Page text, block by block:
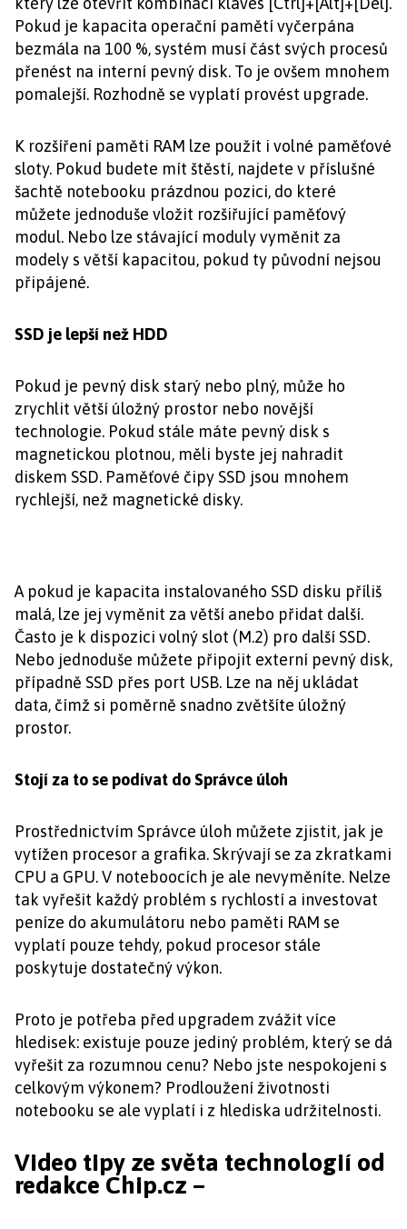
Pokud je kapacita operační pamětí vyčerpána
bezmála na 100 %, systém musí část svých procesů
přenést na interní pevný disk. To je ovšem mnohem
pomalejší. Rozhodně se vyplatí provést upgrade.
K rozšíření paměti RAM lze použít i volné paměťové
sloty. Pokud budete mít štěstí, najdete v příslušné
šachtě notebooku prázdnou pozici, do které
můžete jednoduše vložit rozšiřující paměťový
modul. Nebo lze stávající moduly vyměnit za
modely s větší kapacitou, pokud ty původní nejsou
připájené.
SSD je lepší než HDD
Pokud je pevný disk starý nebo plný, může ho
zrychlit větší úložný prostor nebo novější
technologie. Pokud stále máte pevný disk s
magnetickou plotnou, měli byste jej nahradit
diskem SSD. Paměťové čipy SSD jsou mnohem
rychlejší, než magnetické disky.
A pokud je kapacita instalovaného SSD disku příliš
malá, lze jej vyměnit za větší anebo přidat další.
Často je k dispozici volný slot (M.2) pro další SSD.
Nebo jednoduše můžete připojit externí pevný disk,
případně SSD přes port USB. Lze na něj ukládat
data, čímž si poměrně snadno zvětšíte úložný
prostor.
Stojí za to se podívat do Správce úloh
Prostřednictvím Správce úloh můžete zjistit, jak je
vytížen procesor a grafika. Skrývají se za zkratkami
CPU a GPU. V noteboocích je ale nevyměníte. Nelze
tak vyřešit každý problém s rychlostí a investovat
peníze do akumulátoru nebo paměti RAM se
vyplatí pouze tehdy, pokud procesor stále
poskytuje dostatečný výkon.
Proto je potřeba před upgradem zvážit více
hledisek: existuje pouze jediný problém, který se dá
vyřešit za rozumnou cenu? Nebo jste nespokojeni s
celkovým výkonem? Prodloužení životnosti
notebooku se ale vyplatí i z hlediska udržitelnosti.
Video tipy ze světa technologií od
redakce Chip.cz –